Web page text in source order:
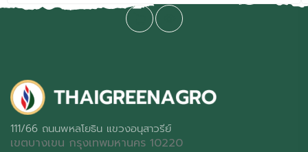
111/66 ถนนพหลโยธิน แขวงอนุสาวรีย์
เขตบางเขน กรุงเทพมหานคร 10220